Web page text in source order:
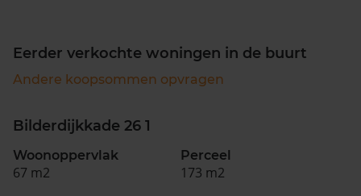
Eerder verkochte woningen in de buurt
Andere koopsommen opvragen
Bilderdijkkade 26 1
Woonoppervlak
67 m2
Perceel
173 m2